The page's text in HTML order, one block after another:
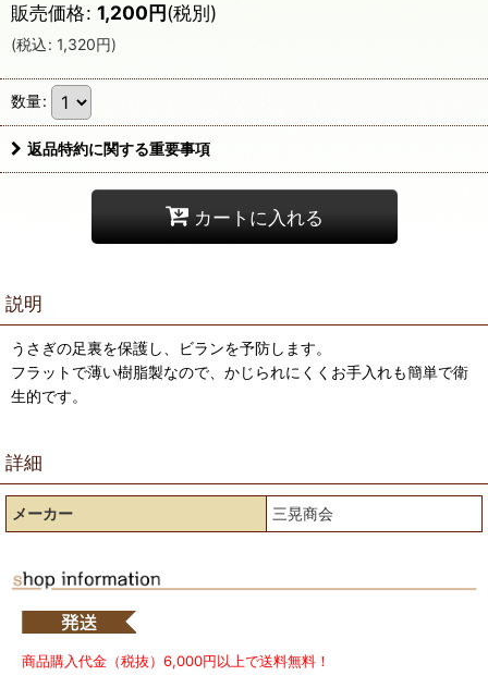
販売価格: 1,200円(税別)
(税込: 1,320円)
数量:
返品特約に関する重要事項
カートに入れる
説明
うさぎの足裏を保護し、ビランを予防します。
フラットで薄い樹脂製なので、かじられにくくお手入れも簡単で衛
生的です。
詳細
メーカー 三晃商会
商品購入代金（税抜）6,000円以上で送料無料！